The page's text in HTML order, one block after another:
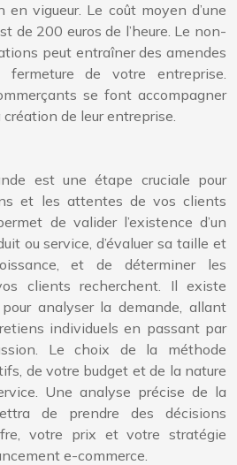
vigueur. Le coût moyen d’une
de 200 euros de l’heure. Le non-
peut entraîner des amendes
fermeture de votre entreprise.
se font accompagner
de leur entreprise.
est une étape cruciale pour
et les attentes de vos clients
de valider l’existence d’un
ou service, d’évaluer sa taille et
et de déterminer les
clients recherchent. Il existe
analyser la demande, allant
individuels en passant par
Le choix de la méthode
de votre budget et de la nature
Une analyse précise de la
de prendre des décisions
votre prix et votre stratégie
e-commerce.